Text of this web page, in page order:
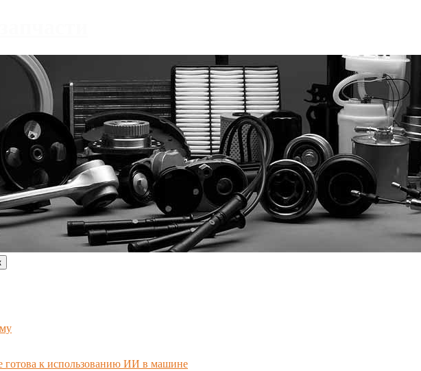
готова к использованию ИИ в машине